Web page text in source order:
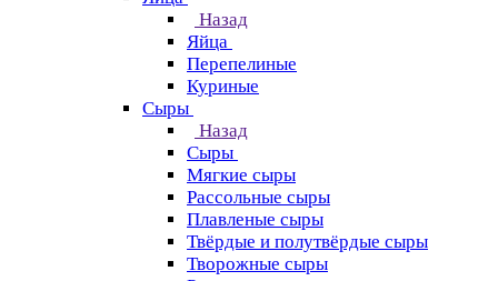
Назад
Яйца
Перепелиные
Куриные
Сыры
Назад
Сыры
Мягкие сыры
Рассольные сыры
Плавленые сыры
Твёрдые и полутвёрдые сыры
Творожные сыры